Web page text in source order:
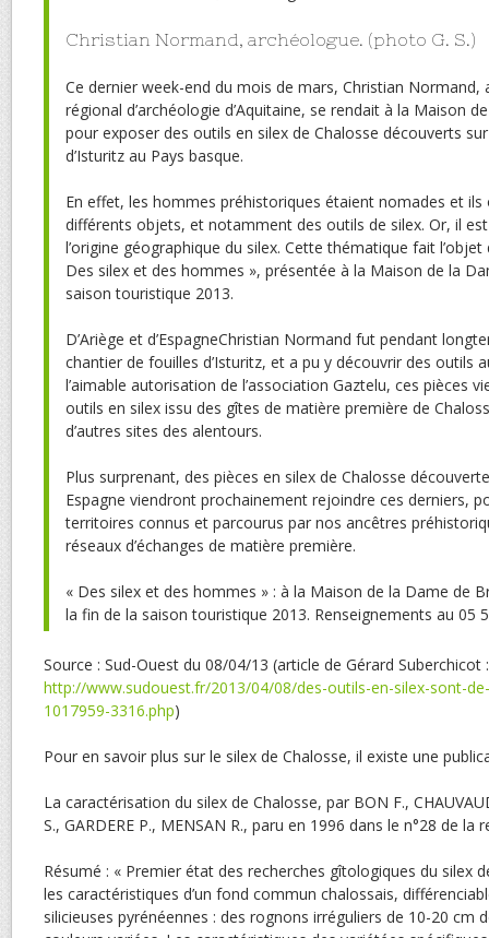
Christian Normand, archéologue. (photo G. S.)
Ce dernier week-end du mois de mars, Christian Normand,
régional d’archéologie d’Aquitaine, se rendait à la Maison
pour exposer des outils en silex de Chalosse découverts
d’Isturitz au Pays basque.
En effet, les hommes préhistoriques étaient nomades et
différents objets, et notamment des outils de silex. Or, il
l’origine géographique du silex. Cette thématique fait
Des silex et des hommes », présentée à la Maison de la
saison touristique 2013.
D’Ariège et d’EspagneChristian Normand fut pendant
chantier de fouilles d’Isturitz, et a pu y découvrir des outils
l’aimable autorisation de l’association Gaztelu, ces pièces
outils en silex issu des gîtes de matière première de
d’autres sites des alentours.
Plus surprenant, des pièces en silex de Chalosse
Espagne viendront prochainement rejoindre ces derniers,
territoires connus et parcourus par nos ancêtres
réseaux d’échanges de matière première.
« Des silex et des hommes » : à la Maison de la Dame de
la fin de la saison touristique 2013. Renseignements au 05
Source : Sud-Ouest du 08/04/13 (article de Gérard Suberchicot :
http://www.sudouest.fr/2013/04/08/des-outils-en-silex-sont-
1017959-3316.php)
Pour en savoir plus sur le silex de Chalosse, il existe une
La caractérisation du silex de Chalosse, par BON F.,
S., GARDERE P., MENSAN R., paru en 1996 dans le n°28 de
Résumé : « Premier état des recherches gîtologiques du silex
les caractéristiques d’un fond commun chalossais,
silicieuses pyrénéennes : des rognons irréguliers de 10-20 cm